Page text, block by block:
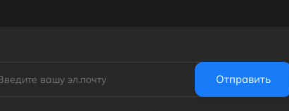
Отправить